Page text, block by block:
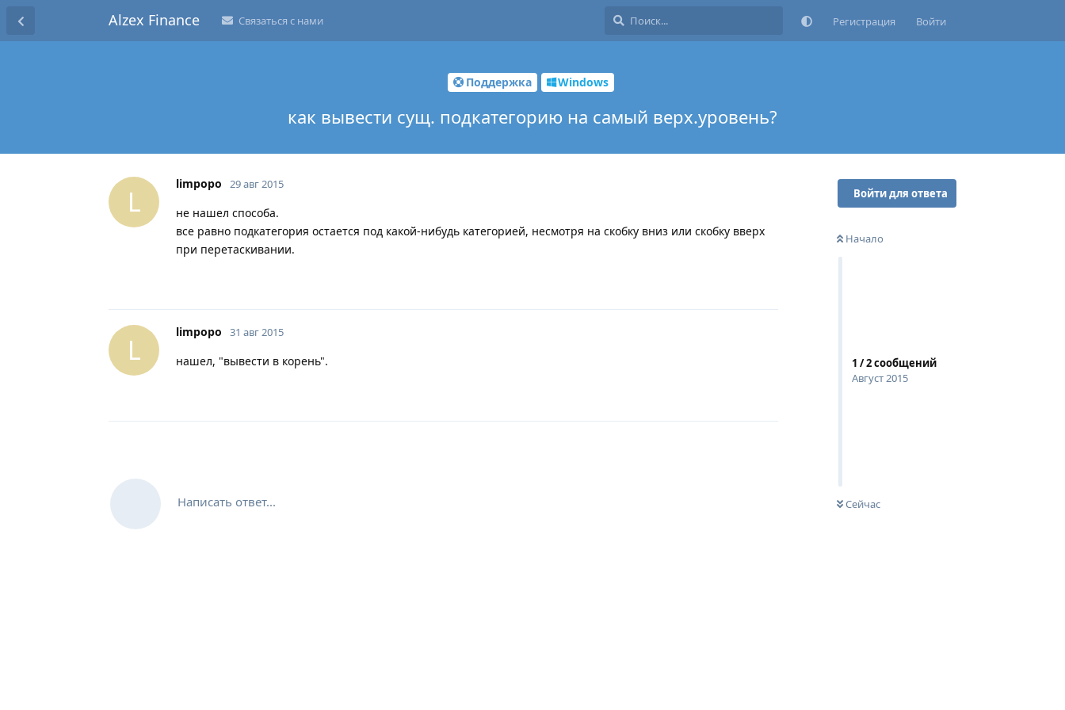
Alzex Finance Связаться с нами Регистрация Войти
Поддержка Windows
как вывести сущ. подкатегорию на самый верх.уровень?
Войти для ответа
Начало
1 /2сообщений
Август 2015
Сейчас
L
limpopo 29 авг 2015
не нашел способа.
все равно подкатегория остается под какой-нибудь категорией, несмотря на скобку вниз или скобку вверх
при перетаскивании.
L
limpopo 31 авг 2015
нашел, "вывести в корень".
Написать ответ...